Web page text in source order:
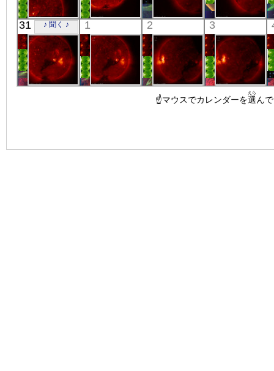
「ひので」
00:20:35
X線
X線
X線
X線
31 ♪ 聞く ♪ 1 2
00:04:46
3
「ひので」
00:00:15
☝マウスでカレンダーを選
えら
ん